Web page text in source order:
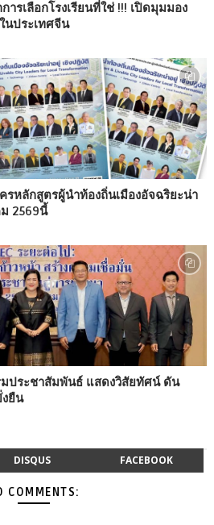
ารเลือกโรงเรียนที่ใช่ !!! เปิดมุมมอง
นประเทศจีน
รหลักสูตรผู้นำท้องถิ่นเมืองอัจฉริยะน่า
2569นี้
ประชาสัมพันธ์ แสดงวิสัยทัศน์ ดัน
ยืน
DISQUS FACEBOOK
COMMENTS: